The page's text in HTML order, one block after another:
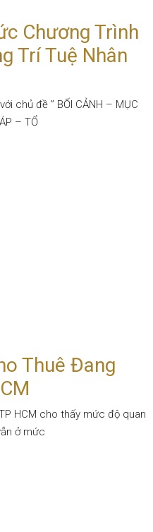
Chương Trình
Trí Tuệ Nhân
chủ đề ” BỐI CẢNH – MỤC
– TỔ
Thuê Đang
HCM cho thấy mức độ quan
ở mức